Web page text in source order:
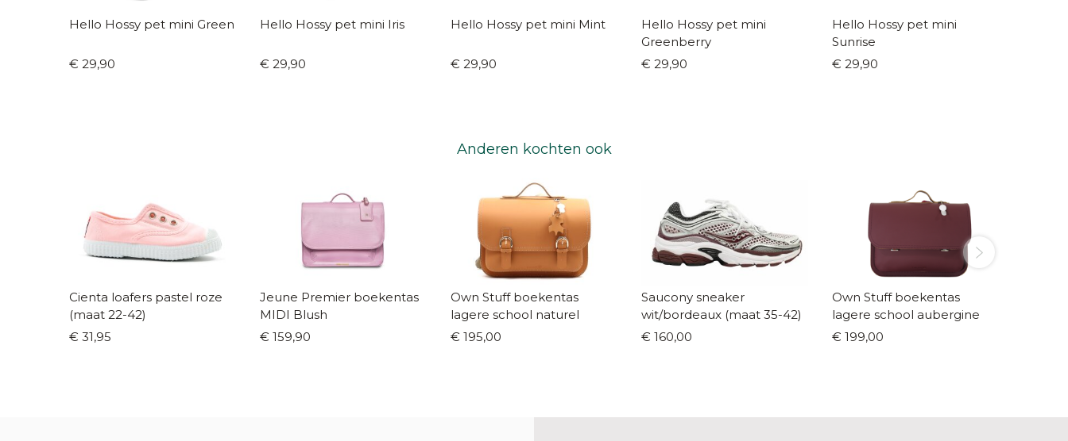
Hello Hossy pet mini Green
€ 29,90
Hello Hossy pet mini Iris
€ 29,90
Hello Hossy pet mini Mint
€ 29,90
Hello Hossy pet mini
Greenberry
€ 29,90
Hello Hossy pet mini
Sunrise
€ 29,90
Anderen kochten ook
Cienta loafers pastel roze
(maat 22-42)
€ 31,95
Jeune Premier boekentas
MIDI Blush
€ 159,90
Own Stuff boekentas
lagere school naturel
€ 195,00
Saucony sneaker
wit/bordeaux (maat 35-42)
€ 160,00
Own Stuff boekentas
lagere school aubergine
€ 199,00